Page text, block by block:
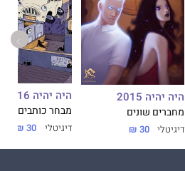
היה יהיה 2015
מחברים שונים
דיגיטלי 30 ₪
היה יהיה 2016
מבחר כותבים
דיגיטלי 30 ₪